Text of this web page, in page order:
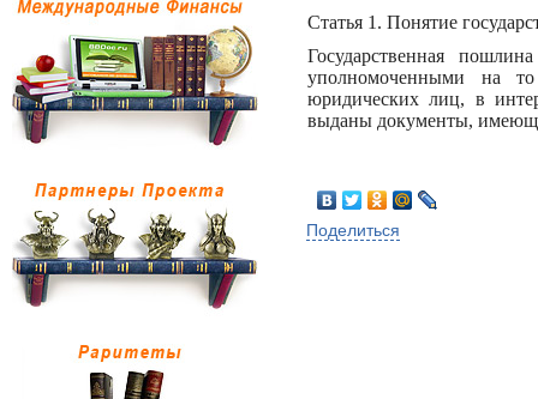
Статья 1. Понятие
Государственная
уполномоченными на
юридических лиц, в
выданы документы,
Поделиться